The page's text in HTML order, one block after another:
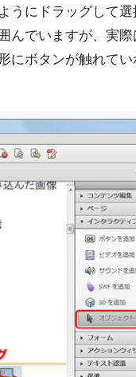
うにドラッグして
んでいますが、実
にボタンが触れてい